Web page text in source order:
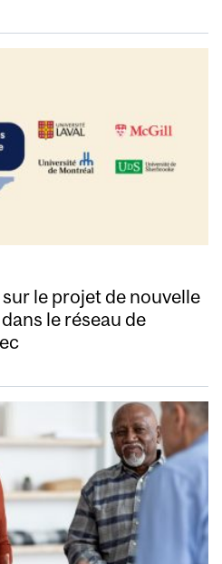
le projet de nouvelle
le réseau de